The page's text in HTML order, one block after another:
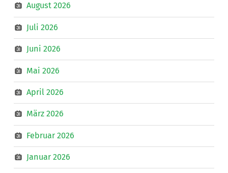
August 2026
Juli 2026
Juni 2026
Mai 2026
April 2026
März 2026
Februar 2026
Januar 2026